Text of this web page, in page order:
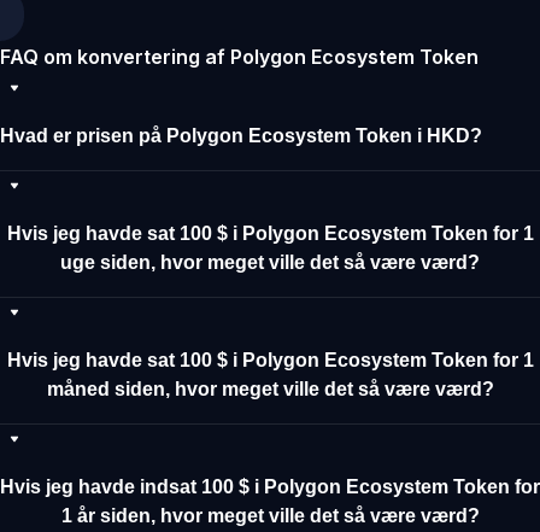
FAQ om konvertering af Polygon Ecosystem Token
Hvad er prisen på Polygon Ecosystem Token i HKD?
Hvis jeg havde sat 100 $ i Polygon Ecosystem Token for 1
uge siden, hvor meget ville det så være værd?
Hvis jeg havde sat 100 $ i Polygon Ecosystem Token for 1
måned siden, hvor meget ville det så være værd?
Hvis jeg havde indsat 100 $ i Polygon Ecosystem Token for
1 år siden, hvor meget ville det så være værd?